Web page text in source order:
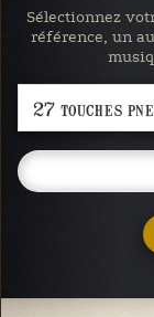
Sélectionnez
référence, un